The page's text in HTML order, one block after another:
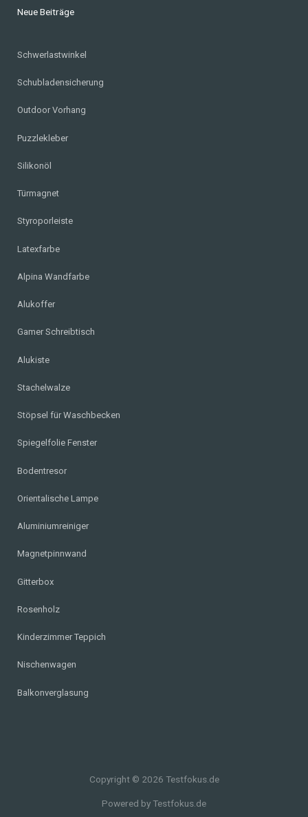
Neue Beiträge
Schwerlastwinkel
Schubladensicherung
Outdoor Vorhang
Puzzlekleber
Silikonöl
Türmagnet
Styroporleiste
Latexfarbe
Alpina Wandfarbe
Alukoffer
Gamer Schreibtisch
Alukiste
Stachelwalze
Stöpsel für Waschbecken
Spiegelfolie Fenster
Bodentresor
Orientalische Lampe
Aluminiumreiniger
Magnetpinnwand
Gitterbox
Rosenholz
Kinderzimmer Teppich
Nischenwagen
Balkonverglasung
Copyright © 2026 Testfokus.de
Powered by Testfokus.de